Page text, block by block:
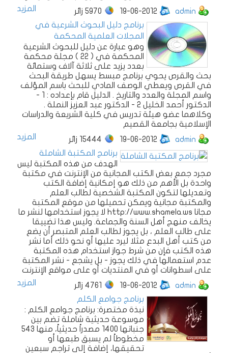
المزيد
admin
19-06-2012
5970 زائر
برنامج دليل البحوث الشرعية في
المجلات العلمية المحكمة
وهو عبارة عن دليل للبحوث الشرعية
المحكمة في ( 22 ) مجلة محكمة
بعدد يزيد على ثلاثة آلاف وستمائة
بحث والقرص يحوي برنامج مبسط يسهل طريقة البحث
في القرص ويعطي الوصف المادي للبحث باسم المؤلف
واسم المجلة والعدد والتاريخ . الدليل قام بإعداده : 1 -
الدكتور أحمد الخليل 2 - الدكتور عبد العزيز النملة .
وكلاهما عضو هيئة تدريس في كلية الشريعة والدراسات
الإسلامية بجامعة القصيم
المزيد
admin
19-06-2012
15444 زائر
برنامج المكتبة الشاملة
الهدف من هذه المكتبة ليس
مجرد جمع بعض الكتب المجانية من الإنترنت في مكتبة
واحدة بل الأهم من ذلك هو إمكانية إضافة الكتب
وتعديلها لتكون المكتبة الشخصية لطالب العلم
والمكتبة مجانية ويمكن تحميلها من موقع المكتبة
مجانا http://www.shamela.ws لا يجوز استخدامها لنشر ما
يخالف منهج أهل السنة والجماعة. وليس هذا تضييقا
على طالب العلم ، بل يجوز لطالب العلم المتبصر أن يضع
من كتب أهل البدع مثلا ليرد عليها أو نحو ذلك أما نشر
هذه الكتب فإن من شرط جواز استخدام هذه المكتبة
عدم استعمالها في ذلك يجوز - بل يشجع - نشر المكتبة
على اسطوانات أو في المنتديات أو على مواقع الإنترنت
المزيد
admin
19-06-2012
4761 زائر
برنامج جوامع الكلم
نبذة مختصرة: برنامج جوامع الكلم :
موسوعة حديثية شاملة تضم بين
جنباتها 1400 مصدراً حديثياً، منها 543
مخطوطاً لم يسبق طبعها أو
تحقيقها، إضافة إلى تراجم سبعين